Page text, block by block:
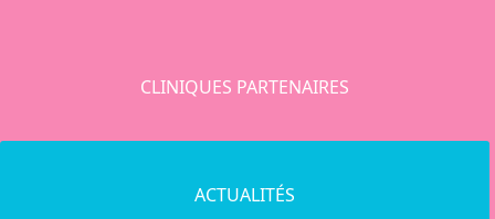
CLINIQUES PARTENAIRES
ACTUALITÉS